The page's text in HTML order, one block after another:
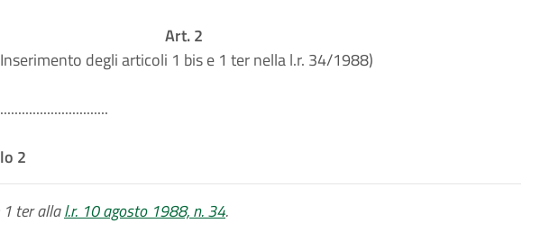
Art. 2
degli articoli 1 bis e 1 ter nella l.r. 34/1988)
2
1 ter allal.r. 10 agosto 1988, n. 34.